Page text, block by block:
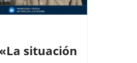
situación